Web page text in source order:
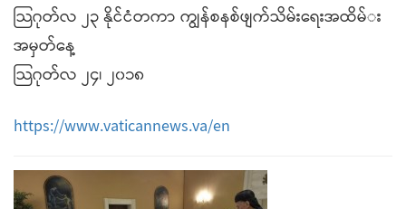
သြဂုတ်လ ၂၃ နိုင်ငံတကာ ကျွန်စနစ်ဖျက်သိမ်းရေးအထိမ်​း
အမှတ်​​နေ့
သြဂုတ်လ ၂၄၊ ၂၀၁၈
https://www.vaticannews.va/en